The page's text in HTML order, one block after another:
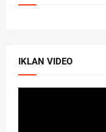
IKLAN VIDEO